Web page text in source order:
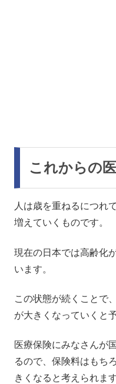
これからの
人は歳を重ねるにつれ
増えていくものです。
現在の日本では高齢化
います。
この状態が続くことで
が大きくなっていくと
医療保険にみなさんが
るので、保険料はもち
きくなると考えられます